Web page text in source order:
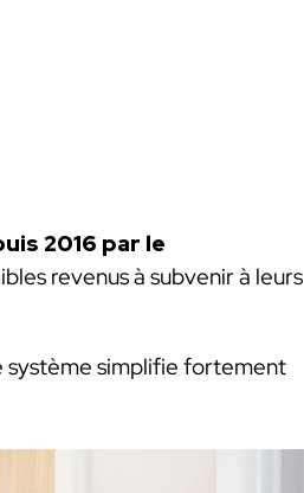
2016 par le
revenus à subvenir à leurs
système simplifie fortement